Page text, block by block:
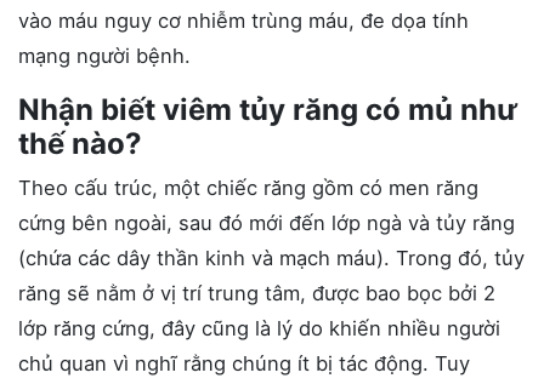
vào máu nguy cơ nhiễm trùng máu, đe dọa tính
mạng người bệnh.
Nhận biết viêm tủy răng có mủ như
thế nào?
Theo cấu trúc, một chiếc răng gồm có men răng
cứng bên ngoài, sau đó mới đến lớp ngà và tủy răng
(chứa các dây thần kinh và mạch máu). Trong đó, tủy
răng sẽ nằm ở vị trí trung tâm, được bao bọc bởi 2
lớp răng cứng, đây cũng là lý do khiến nhiều người
chủ quan vì nghĩ rằng chúng ít bị tác động. Tuy